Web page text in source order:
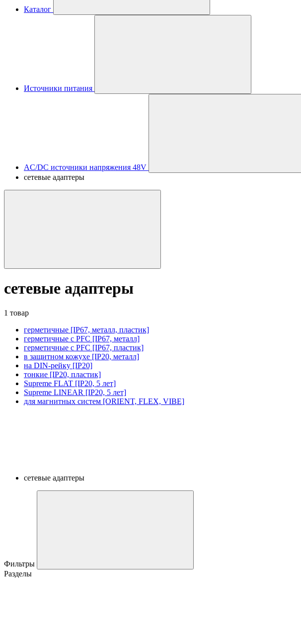
Каталог
Источники питания
AC/DC источники напряжения 48V
сетевые адаптеры
сетевые адаптеры
1 товар
герметичные [IP67, металл, пластик]
герметичные с PFC [IP67, металл]
герметичные с PFC [IP67, пластик]
в защитном кожухе [IP20, металл]
на DIN-рейку [IP20]
тонкие [IP20, пластик]
Supreme FLAT [IP20, 5 лет]
Supreme LINEAR [IP20, 5 лет]
для магнитных систем [ORIENT, FLEX, VIBE]
сетевые адаптеры
Фильтры
Разделы